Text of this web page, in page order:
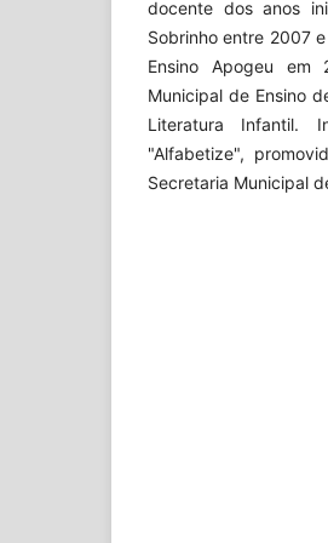
docente dos anos
Sobrinho entre 2007
Ensino Apogeu em
Municipal de Ensino
Literatura Infantil.
"Alfabetize",
Secretaria Municipal